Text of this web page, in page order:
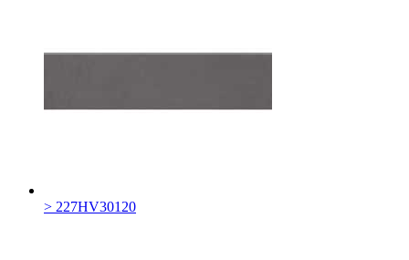
> 227HV30120